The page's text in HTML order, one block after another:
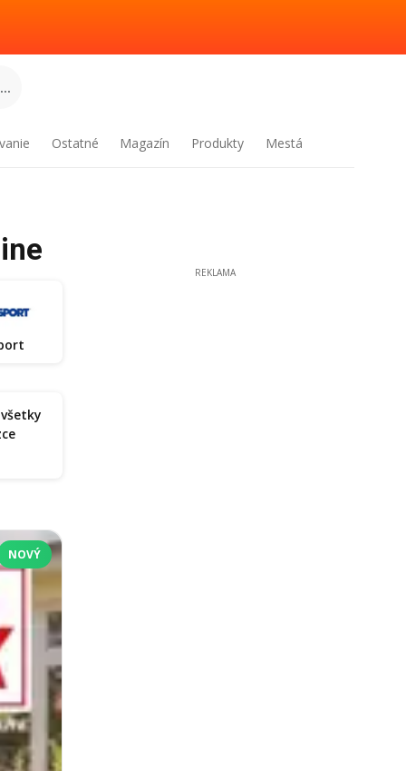
Ostatné Magazín Produkty Mestá
NOVÝ
REKLAMA